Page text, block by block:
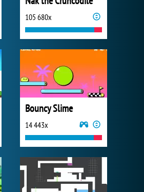
105 680x
Bouncy Slime
14 443x